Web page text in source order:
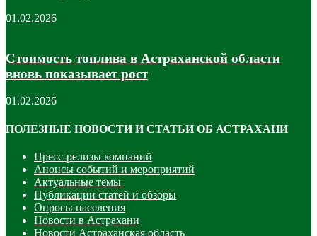
01.02.2026
Стоимость топлива в Астраханской области
вновь показывает рост
01.02.2026
ПОЛЕЗНЫЕ НОВОСТИ И СТАТЬИ ОБ АСТРАХАНИ
Пресс-релизы компаний
Анонсы событий и мероприятий
Актуальные темы
Публикации статей и обзоры
Опросы населения
Новости в Астрахани
Новости Астраханская область